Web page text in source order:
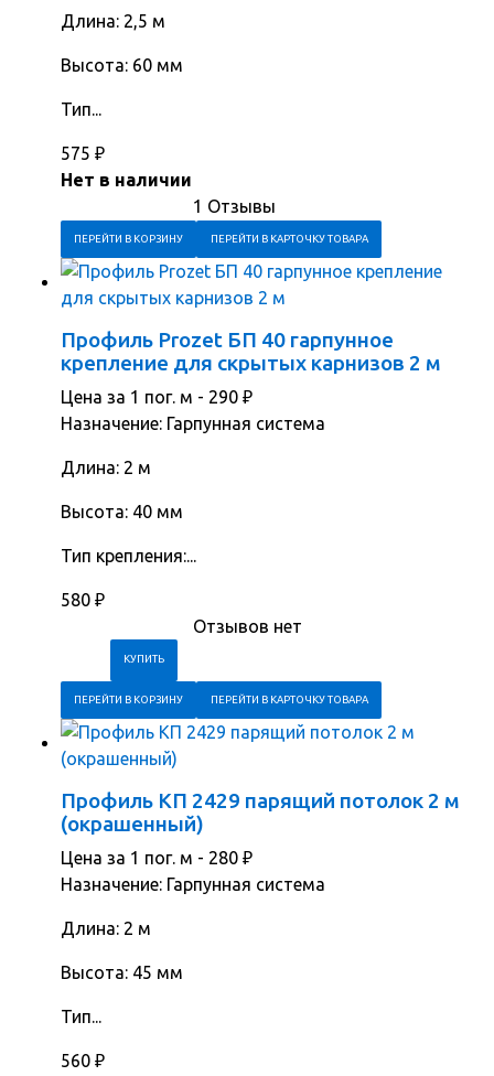
Длина: 2,5 м
Высота: 60 мм
Тип...
575 ₽
Нет в наличии
1 Отзывы
ПЕРЕЙТИ В КОРЗИНУ ПЕРЕЙТИ В КАРТОЧКУ ТОВАРА
Профиль Prozet БП 40 гарпунное
крепление для скрытых карнизов 2 м
Цена за 1 пог. м - 290 ₽
Назначение: Гарпунная система
Длина: 2 м
Высота: 40 мм
Тип крепления:...
580 ₽
Отзывов нет
ПЕРЕЙТИ В КОРЗИНУ ПЕРЕЙТИ В КАРТОЧКУ ТОВАРА
Профиль КП 2429 парящий потолок 2 м
(окрашенный)
Цена за 1 пог. м - 280 ₽
Назначение: Гарпунная система
Длина: 2 м
Высота: 45 мм
Тип...
560 ₽